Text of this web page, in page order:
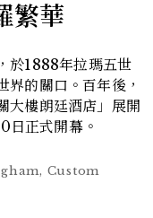
繁華
於1888年拉瑪五世
界的關口。百年後，
大樓朗廷酒店」展開
日正式開幕。
Custom